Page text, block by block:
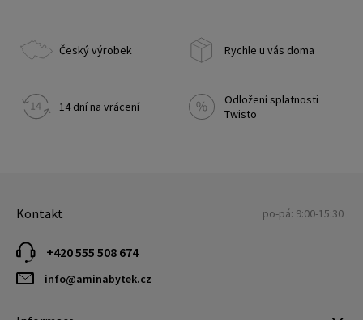
Český výrobek Rychle u vás doma
14 dní na vrácení
Odložení splatnosti
Twisto
Kontakt po-pá: 9:00-15:30
+420 555 508 674
info@aminabytek.cz